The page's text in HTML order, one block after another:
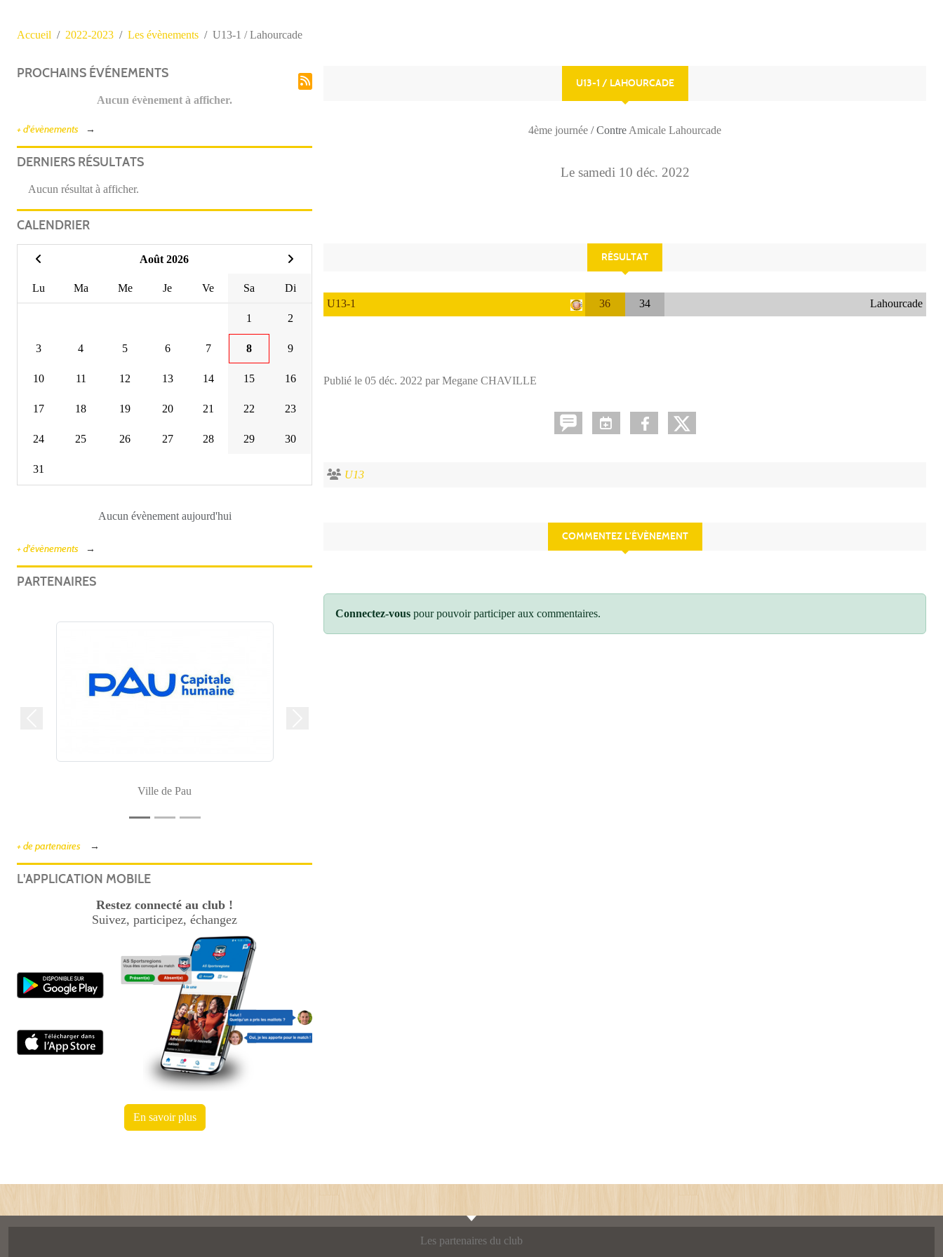
Accueil 2022-2023 Les évènements U13-1 / Lahourcade
U13-1 / LAHOURCADE
4ème journée/ Contre Amicale Lahourcade
Le samedi 10 déc. 2022
RÉSULTAT
U13-1 36 34 Lahourcade
Publié le05 déc. 2022 par Megane CHAVILLE
U13
COMMENTEZ L’ÉVÈNEMENT
Connectez-vous pour pouvoir participer aux commentaires.
PROCHAINS ÉVÉNEMENTS
Aucun évènement à afficher.
+ d'évènements
DERNIERS RÉSULTATS
Aucun résultat à afficher.
CALENDRIER
Août 2026
Lu Ma Me Je Ve Sa Di
1 2
3 4 5 6 7 8 9
10 11 12 13 14 15 16
17 18 19 20 21 22 23
24 25 26 27 28 29 30
31
Aucun évènement aujourd'hui
+ d'évènements
PARTENAIRES
Ville de Pau
+ de partenaires
L'APPLICATION MOBILE
Restez connecté au club !
Suivez, participez, échangez
En savoir plus
Les partenaires du club